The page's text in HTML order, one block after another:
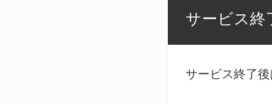
サービス終
サービス終了後